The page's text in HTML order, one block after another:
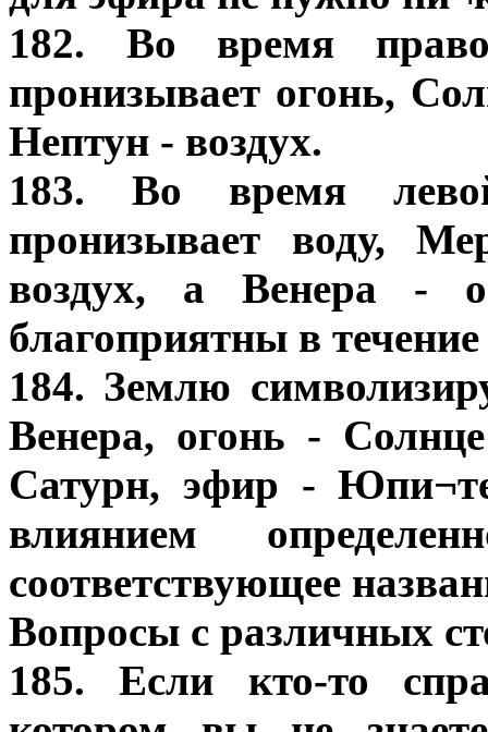
182. Во время
пронизывает огонь,
Нептун - воздух.
183. Во время
пронизывает воду,
воздух, а Венера -
благоприятны в течение
184. Землю
Венера, огонь -
Сатурн, эфир -
влиянием
соответствующее
Вопросы с различных
185. Если кто-то